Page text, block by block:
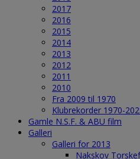
2017
2016
2015
2014
2013
2012
2011
2010
Fra 2009 til 1970
Klubrekorder 1970-
Gamle N.S.F. & ABU film
Galleri
Galleri for 2013
Nakskov